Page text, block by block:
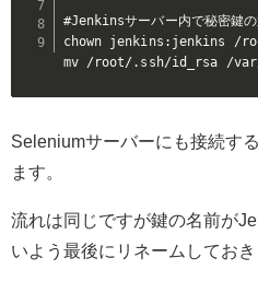
#Jenkinsサーバー内で秘密鍵の
chown jenkins:jenkins /
mv /root/.ssh/id_rsa /
Seleniumサーバーにも接続す
ます。
流れは同じですが鍵の名前が
いよう最後にリネームしておき